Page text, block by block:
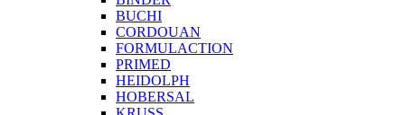
BUCHI
CORDOUAN
FORMULACTION
PRIMED
HEIDOLPH
HOBERSAL